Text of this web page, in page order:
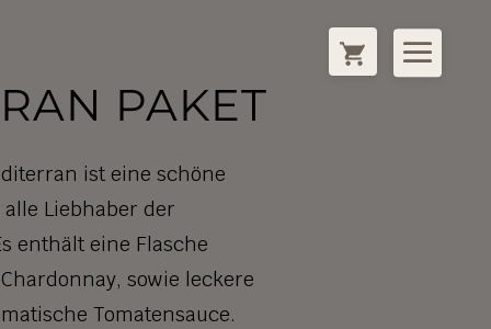
PAKET
ist eine schöne
Liebhaber der
enthält eine Flasche
sowie leckere
Tomatensauce.